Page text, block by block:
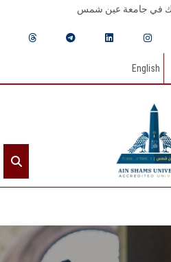
بك في جامعة عين شمس
English
الرئيسيـة